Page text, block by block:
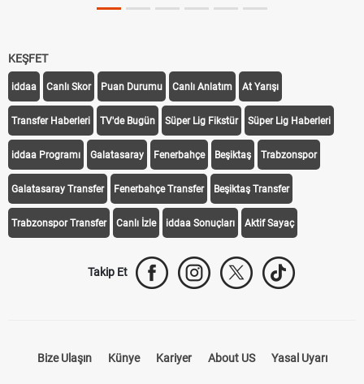
KEŞFET
iddaa Canlı Skor Puan Durumu Canlı Anlatım At Yarışı
Transfer Haberleri TV'de Bugün Süper Lig Fikstür Süper Lig Haberleri
iddaa Programı Galatasaray Fenerbahçe Beşiktaş Trabzonspor
Galatasaray Transfer Fenerbahçe Transfer Beşiktaş Transfer
Trabzonspor Transfer Canlı İzle iddaa Sonuçları Aktif Sayaç
Takip Et
Bize Ulaşın Künye Kariyer About US Yasal Uyarı